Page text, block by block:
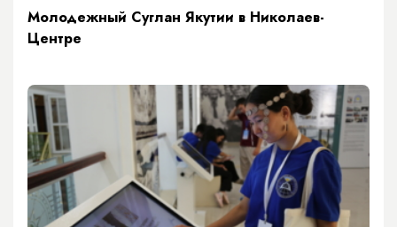
Молодежный Суглан Якутии в Николаев-
Центре